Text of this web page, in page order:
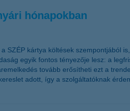
hónapokban
SZÉP kártya költések szempontjából
egyik fontos tényezője lesz: a
tovább erősítheti ezt a
adott, így a szolgáltatóknak